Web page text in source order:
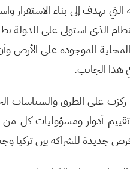
إلى بناء الاستقرار
الذي استولى على الدولة
المحلية الموجودة على الأرض
هذا الجانب.
على الطرق والسياسات
تقييم أدوار ومسؤوليات كل
جديدة للشراكة بين تركيا